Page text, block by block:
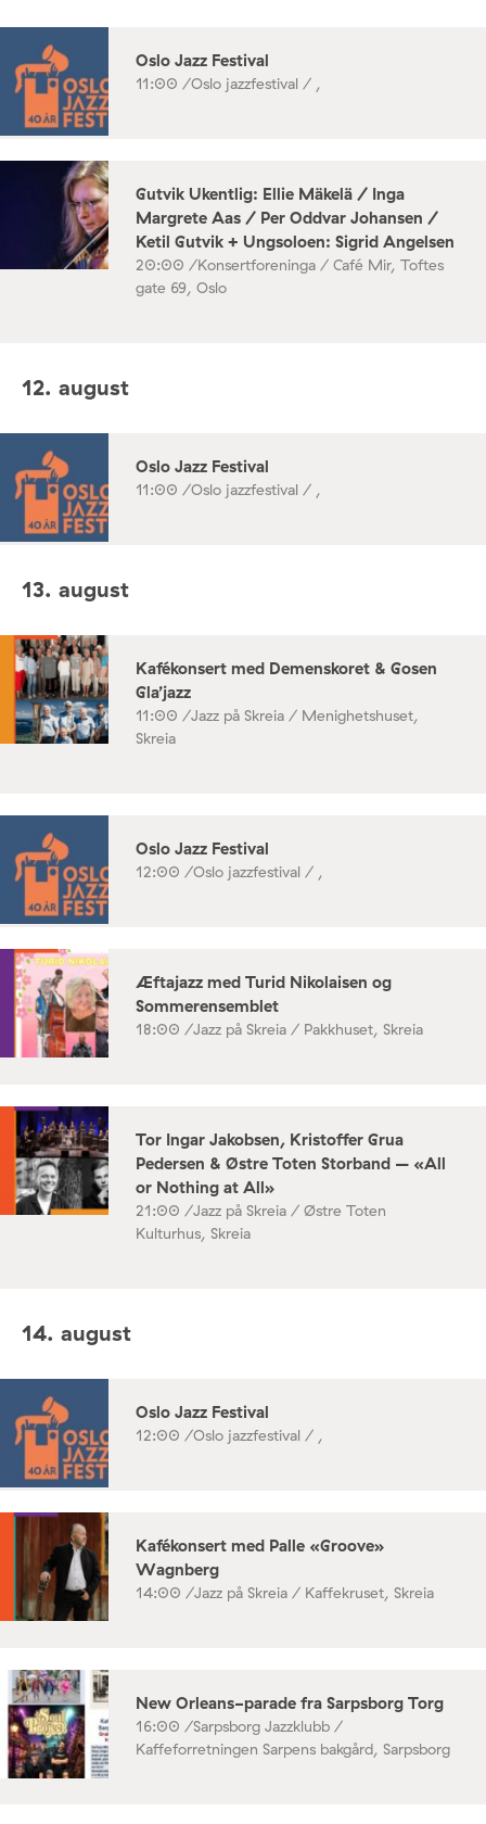
Oslo Jazz Festival
11:00 /Oslo jazzfestival / ,
Gutvik Ukentlig: Ellie Mäkelä / Inga
Margrete Aas / Per Oddvar Johansen /
Ketil Gutvik + Ungsoloen: Sigrid Angelsen
20:00 /Konsertforeninga / Café Mir, Toftes
gate 69, Oslo
12. august
Oslo Jazz Festival
11:00 /Oslo jazzfestival / ,
13. august
Kafékonsert med Demenskoret & Gosen
Gla’jazz
11:00 /Jazz på Skreia / Menighetshuset,
Skreia
Oslo Jazz Festival
12:00 /Oslo jazzfestival / ,
Æftajazz med Turid Nikolaisen og
Sommerensemblet
18:00 /Jazz på Skreia / Pakkhuset, Skreia
Tor Ingar Jakobsen, Kristoffer Grua
Pedersen & Østre Toten Storband – «All
or Nothing at All»
21:00 /Jazz på Skreia / Østre Toten
Kulturhus, Skreia
14. august
Oslo Jazz Festival
12:00 /Oslo jazzfestival / ,
Kafékonsert med Palle «Groove»
Wagnberg
14:00 /Jazz på Skreia / Kaffekruset, Skreia
New Orleans-parade fra Sarpsborg Torg
16:00 /Sarpsborg Jazzklubb /
Kaffeforretningen Sarpens bakgård, Sarpsborg